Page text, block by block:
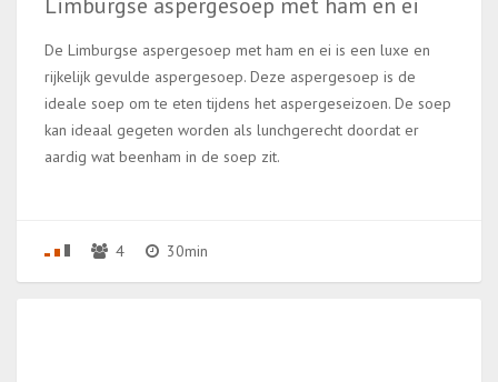
Limburgse aspergesoep met ham en ei
De Limburgse aspergesoep met ham en ei is een luxe en
rijkelijk gevulde aspergesoep. Deze aspergesoep is de
ideale soep om te eten tijdens het aspergeseizoen. De soep
kan ideaal gegeten worden als lunchgerecht doordat er
aardig wat beenham in de soep zit.
4 30min